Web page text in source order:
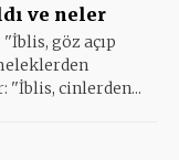
ve neler
göz açıp
''İblis, cinlerden...